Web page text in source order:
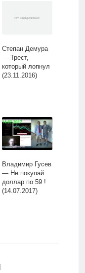
Степан Демура
— Трест,
который лопнул
(23.11.2016)
Владимир Гусев
— Не покупай
доллар по 59 !
(14.07.2017)